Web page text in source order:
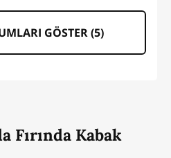
GÖSTER (5)
Fırında Kabak